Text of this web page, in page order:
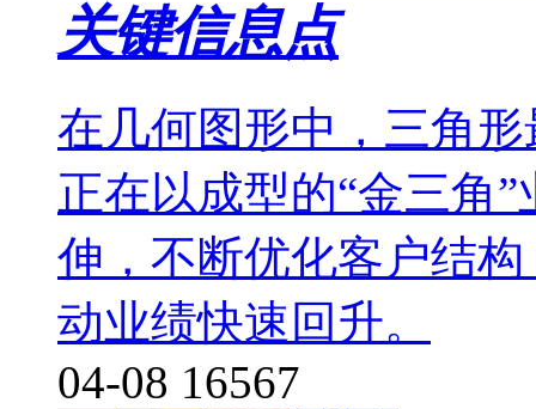
关键信息点
在几何图形中，三角
正在以成型的“金三角
伸，不断优化客户结
动业绩快速回升。
04-08 16567